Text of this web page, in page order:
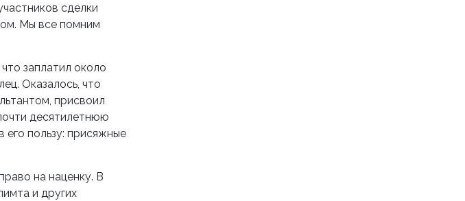
сделки
Мы все помним
заплатил около
Оказалось, что
присвоил
десятилетнюю
пользу: присяжные
на наценку. В
и других